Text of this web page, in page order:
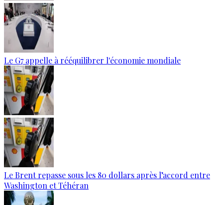
Le G7 appelle à rééquilibrer l'économie mondiale
Le Brent repasse sous les 80 dollars après l’accord entre
Washington et Téhéran